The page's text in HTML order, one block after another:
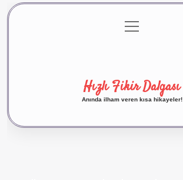
Gizlilik Politikası
menüyü
aç
Hızlı Fikir Dalgası
Anında ilham veren kısa hikayeler!